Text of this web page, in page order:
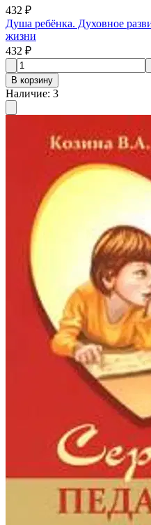
432 ₽
Душа ребёнка. Духовное
жизни
432 ₽
В корзину
Наличие: 3